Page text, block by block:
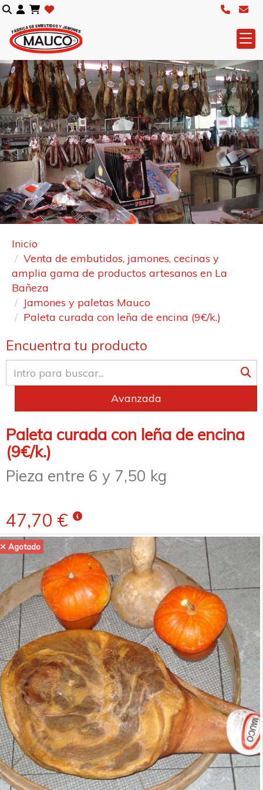
Anterior
Inicio
Venta de embutidos, jamones, cecinas y
amplia gama de productos artesanos en La
Bañeza
Jamones y paletas Mauco
Paleta curada con leña de encina (9€/k.)
Encuentra tu producto
Avanzada
Paleta curada con leña de encina
(9€/k.)
Pieza entre 6 y 7,50 kg
47,70 €
Agotado